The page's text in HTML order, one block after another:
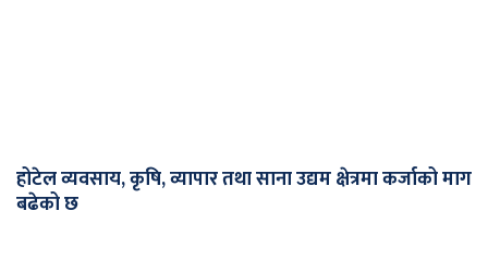
होटेल व्यवसाय, कृषि, व्यापार तथा साना उद्यम क्षेत्रमा कर्जाको माग
बढेको छ